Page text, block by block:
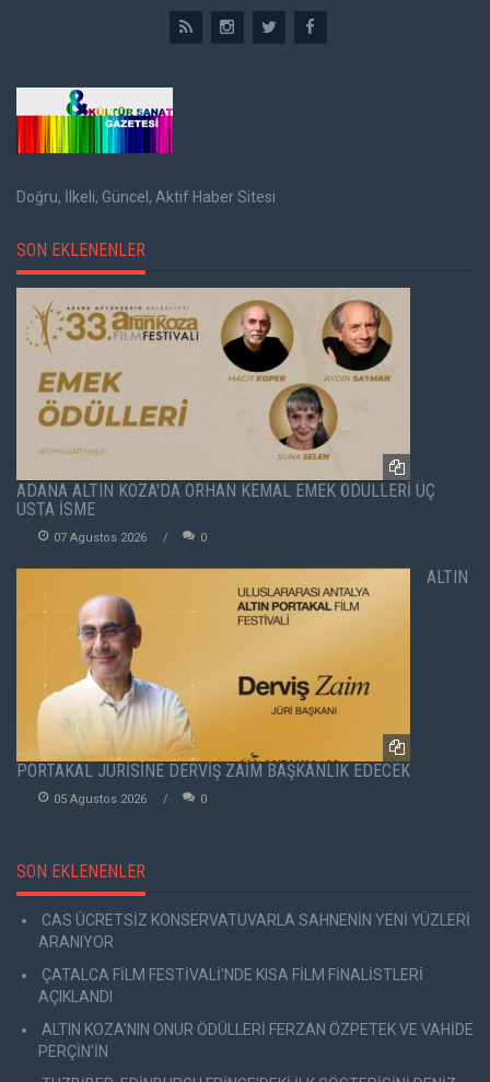
Doğru, İlkeli, Güncel, Aktif Haber Sitesi
SON EKLENENLER
ADANA ALTIN KOZA'DA ORHAN KEMAL EMEK ÖDÜLLERİ ÜÇ
USTA İSME
07 Agustos 2026 0
ALTIN
PORTAKAL JÜRİSİNE DERVİŞ ZAİM BAŞKANLIK EDECEK
05 Agustos 2026 0
SON EKLENENLER
CAS ÜCRETSİZ KONSERVATUVARLA SAHNENİN YENİ YÜZLERİ
ARANIYOR
ÇATALCA FİLM FESTİVALİ'NDE KISA FİLM FİNALİSTLERİ
AÇIKLANDI
ALTIN KOZA'NIN ONUR ÖDÜLLERİ FERZAN ÖZPETEK VE VAHİDE
PERÇİN'İN